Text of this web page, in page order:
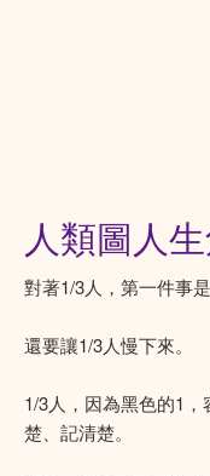
人類圖人
對著1/3人，第一件事是
還要讓1/3人慢下來。
1/3人，因為黑色的1
楚、記清楚。